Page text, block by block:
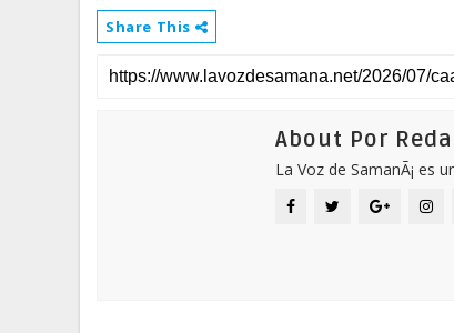
Share This
About Por
La Voz de SamanÃ¡ es